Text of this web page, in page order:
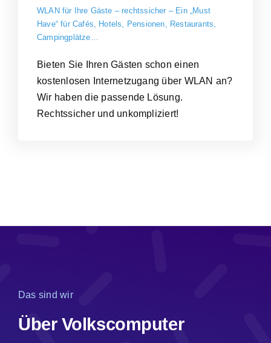
WLAN für Ihre Gäste – rechtssicher – Ein „Must
Have“ für Cafés, Hotels, Pensionen, Restaurants,
Campingplätze…
Bieten Sie Ihren Gästen schon einen
kostenlosen Internetzugang über WLAN an?
Wir haben die passende Lösung.
Rechtssicher und unkompliziert!
Das sind wir
Über Volkscomputer